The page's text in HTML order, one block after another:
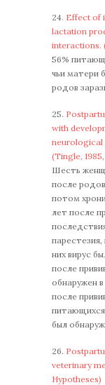
24. Effect of
lactation
interactions.
56%
чьи матери
родов
25.
with
neurological
(Tingle,
Шесть
после
потом
лет после
них вирус
после
обнаружен
после
питающихся
был
26.
veterinary
Hypotheses)